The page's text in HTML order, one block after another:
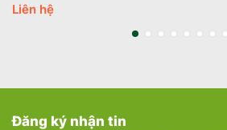
Liên hệ
Đăng ký nhận tin